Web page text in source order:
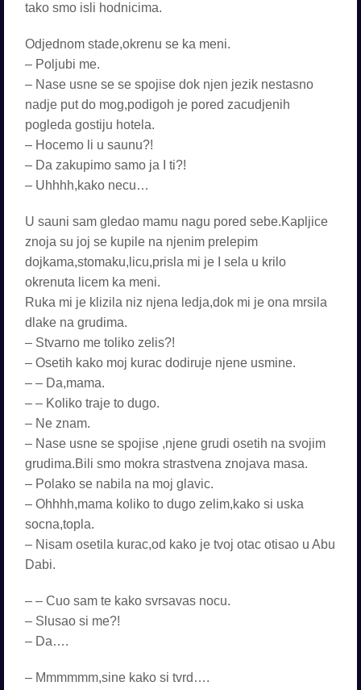
tako smo isli hodnicima.
Odjednom stade,okrenu se ka meni.
– Poljubi me.
– Nase usne se se spojise dok njen jezik nestasno
nadje put do mog,podigoh je pored zacudjenih
pogleda gostiju hotela.
– Hocemo li u saunu?!
– Da zakupimo samo ja I ti?!
– Uhhhh,kako necu…
U sauni sam gledao mamu nagu pored sebe.Kapljice
znoja su joj se kupile na njenim prelepim
dojkama,stomaku,licu,prisla mi je I sela u krilo
okrenuta licem ka meni.
Ruka mi je klizila niz njena ledja,dok mi je ona mrsila
dlake na grudima.
– Stvarno me toliko zelis?!
– Osetih kako moj kurac dodiruje njene usmine.
– – Da,mama.
– – Koliko traje to dugo.
– Ne znam.
– Nase usne se spojise ,njene grudi osetih na svojim
grudima.Bili smo mokra strastvena znojava masa.
– Polako se nabila na moj glavic.
– Ohhhh,mama koliko to dugo zelim,kako si uska
socna,topla.
– Nisam osetila kurac,od kako je tvoj otac otisao u Abu
Dabi.
– – Cuo sam te kako svrsavas nocu.
– Slusao si me?!
– Da….
– Mmmmmm,sine kako si tvrd….